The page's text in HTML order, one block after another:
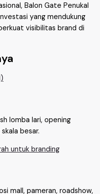
Balon Gate Penukal
yang mendukung
visibilitas brand di
lomba lari, opening
besar.
mall, pameran, roadshow,